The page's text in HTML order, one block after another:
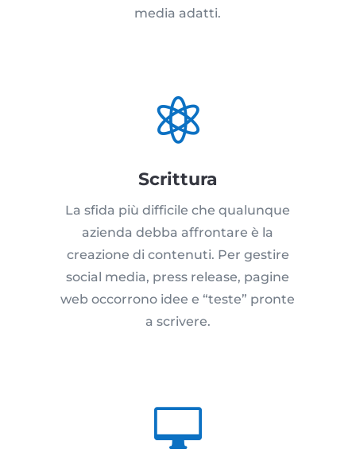
media adatti.

Scrittura
La sfida più difficile che qualunque
azienda debba affrontare è la
creazione di contenuti. Per gestire
social media, press release, pagine
web occorrono idee e “teste” pronte
a scrivere.
